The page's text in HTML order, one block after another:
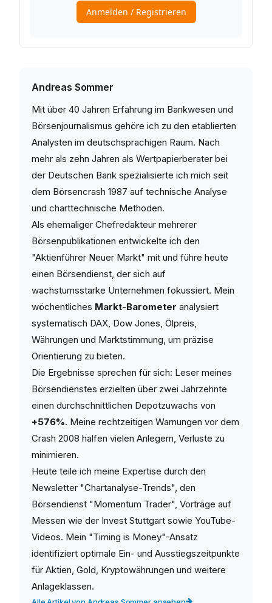
Andreas Sommer
Mit über 40 Jahren Erfahrung im Bankwesen und
Börsenjournalismus gehöre ich zu den etablierten
Analysten im deutschsprachigen Raum. Nach
mehr als zehn Jahren als Wertpapierberater bei
der Deutschen Bank spezialisierte ich mich seit
dem Börsencrash 1987 auf technische Analyse
und charttechnische Methoden.
Als ehemaliger Chefredakteur mehrerer
Börsenpublikationen entwickelte ich den
"Aktienführer Neuer Markt" mit und führe heute
einen Börsendienst, der sich auf
wachstumsstarke Unternehmen fokussiert. Mein
wöchentliches Markt-Barometer analysiert
systematisch DAX, Dow Jones, Ölpreis,
Währungen und Marktstimmung, um präzise
Orientierung zu bieten.
Die Ergebnisse sprechen für sich: Leser meines
Börsendienstes erzielten über zwei Jahrzehnte
einen durchschnittlichen Depotzuwachs von
+576%. Meine rechtzeitigen Warnungen vor dem
Crash 2008 halfen vielen Anlegern, Verluste zu
minimieren.
Heute teile ich meine Expertise durch den
Newsletter "Chartanalyse-Trends", den
Börsendienst "Momentum Trader", Vorträge auf
Messen wie der Invest Stuttgart sowie YouTube-
Videos. Mein "Timing is Money"-Ansatz
identifiziert optimale Ein- und Ausstiegszeitpunkte
für Aktien, Gold, Kryptowährungen und weitere
Anlageklassen.